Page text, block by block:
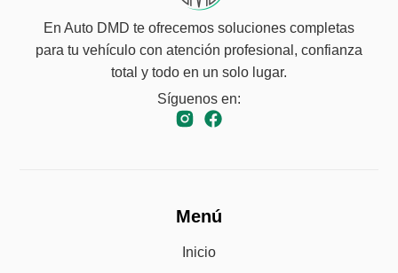
En Auto DMD te ofrecemos soluciones completas
para tu vehículo con atención profesional, confianza
total y todo en un solo lugar.
Síguenos en:
Menú
Inicio